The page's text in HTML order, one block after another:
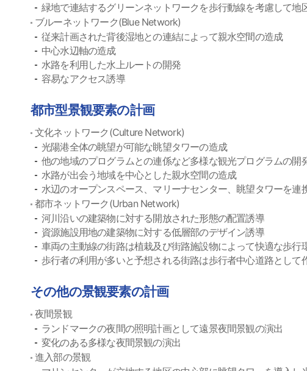
緑地で連結するグリーンネットワークを歩行動線を考慮して地
ブルーネットワーク(Blue Network)
従来計画された背後湿地との連結によって親水空間の造成
中心水辺軸の造成
水路を利用した水上ルートの開発
容易なアクセス誘導
都市型景観要素の計画
文化ネットワーク(Culture Network)
光陽港全体の眺望が可能な眺望タワーの造成
他の地域のプログラムとの連係など多様な観光プログラムの開
水路が出会う地域を中心とした親水空間の造成
水辺のオープンスペース、マリーナセンター、眺望タワーを
都市ネットワーク(Urban Network)
河川沿いの建築物に対する開放された形態の配置誘導
資源施設用地の建築物に対する低層部のデザイン誘導
車両の主動線の街路は植栽及び街路施設物によって快適な歩行
歩行者の利用が多いと予想される街路は歩行者中心道路とし
その他の景観要素の計画
夜間景観
ランドマークの夜間の照明計画として遠景夜間景観の演出
変化のある多様な夜間景観の演出
進入部の景観